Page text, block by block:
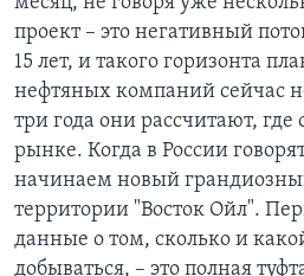
проект – это негативный
15 лет, и такого горизонта
нефтяных компаний сейчас
три года они рассчитают, где
рынке. Когда в России
начинаем новый
территории "Восток Ойл".
данные о том, сколько и
добываться, – это полная